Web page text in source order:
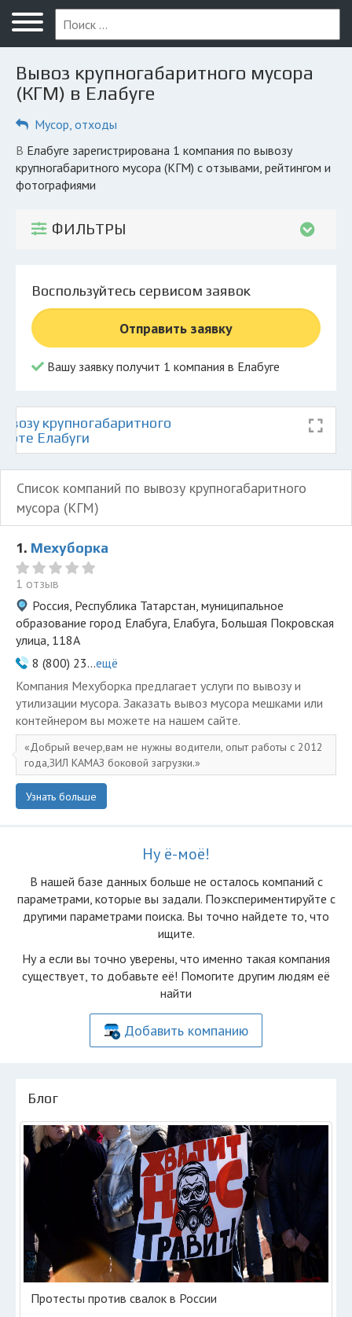
Меню
Главная
Вопрос юристу
Компании
КОМПАНИЯМ
© 2026 Все права защищены
Вывоз крупногабаритного мусора
(КГМ) в Елабуге
Мусор, отходы
в Елабуге зарегистрирована 1 компания по вывозу
крупногабаритного мусора (КГМ) с отзывами, рейтингом и
фотографиями
ФИЛЬТРЫ
Воспользуйтесь сервисом заявок
Отправить заявку
Вашу заявку получит 1 компания в Елабуге
крупногабаритного
Елабуги
Список компаний по вывозу крупногабаритного
мусора (КГМ)
1. Мехуборка
1 отзыв
Россия, Республика Татарстан, муниципальное
образование город Елабуга, Елабуга, Большая Покровская
улица, 118А
8 (800) 23...ещё
Компания Мехуборка предлагает услуги по вывозу и
утилизации мусора. Заказать вывоз мусора мешками или
контейнером вы можете на нашем сайте.
Добрый вечер,вам не нужны водители, опыт работы с 2012
года,ЗИЛ КАМАЗ боковой загрузки.
Узнать больше
Ну ё-моё!
В нашей базе данных больше не осталоcь компаний с
параметрами, которые вы задали. Поэкспериментируйте с
другими параметрами поиска. Вы точно найдете то, что
ищите.
Ну а если вы точно уверены, что именно такая компания
существует, то добавьте её! Помогите другим людям её
найти
Добавить компанию
Блог
Протесты против свалок в России